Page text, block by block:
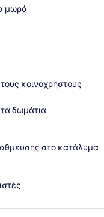
μωρά
κοινόχρηστους
δωμάτια
στο κατάλυμα